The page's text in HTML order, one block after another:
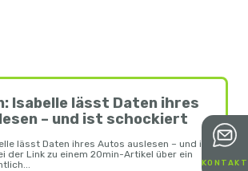
KONTAKT
Isabelle lässt Daten ihres
– und ist schockiert
lässt Daten ihres Autos auslesen – und ist
der Link zu einem 20min-Artikel über ein